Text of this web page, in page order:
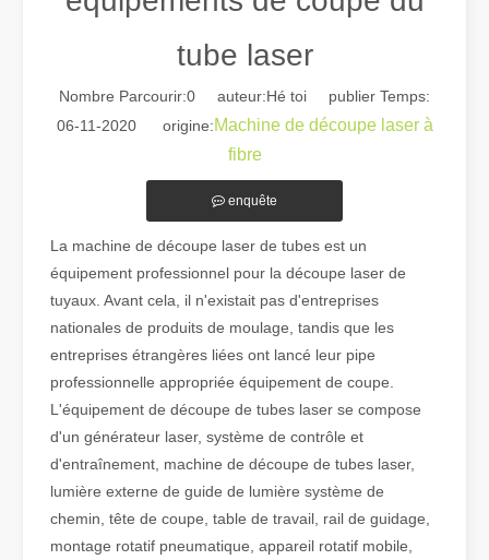
Guide 2026 : Comment les machines de découpe de tubes au laser à fibre révolutionnent la fabrication de tuyaux
Guide 2026 : Comment les machines de découpe de tubes au
Qu'est-ce que la découpe laser de tubes ?
La découpe laser de tubes est une technologie clé dans une
tube laser
Nombre Parcourir:0 auteur:Hé toi publier Temps:
06-11-2020 origine:Machine de découpe laser à
fibre
enquête
La machine de découpe laser de tubes est un
équipement professionnel pour la découpe laser de
tuyaux. Avant cela, il n'existait pas d'entreprises
nationales de produits de moulage, tandis que les
entreprises étrangères liées ont lancé leur pipe
professionnelle appropriée équipement de coupe.
L'équipement de découpe de tubes laser se compose
d'un générateur laser, système de contrôle et
d'entraînement, machine de découpe de tubes laser,
lumière externe de guide de lumière système de
chemin, tête de coupe, table de travail, rail de guidage,
montage rotatif pneumatique, appareil rotatif mobile,